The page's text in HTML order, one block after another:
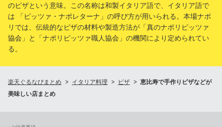
のピザという意味。この名称は和製イタリア語で、イタリア語で
は 「ピッツァ・ナポレターナ」の呼び方が用いられる。本場ナポ
リでは、伝統的なピザの材料や製造方法が「真のナポリピッツァ
協会」と「ナポリピッツァ職人協会」の機関により定められてい
る。
楽天ぐるなびまとめ イタリア料理 ピザ
恵比寿で手作りピザなどが
美味しい店まとめ